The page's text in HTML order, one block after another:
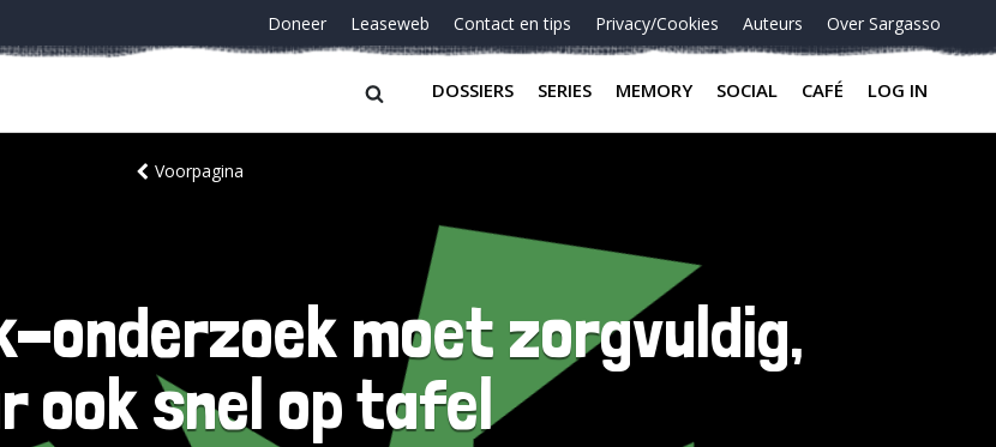
Doneer Leaseweb Contact en tips Privacy/Cookies Auteurs Over Sargasso
DOSSIERS SERIES MEMORY SOCIAL CAFÉ LOG IN
Voorpagina
onderzoek moet zorgvuldig,
ook snel op tafel